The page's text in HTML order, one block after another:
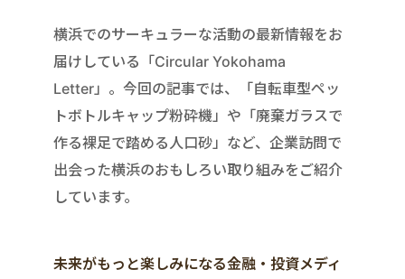
横浜でのサーキュラーな活動の最新情報をお
届けしている「Circular Yokohama
Letter」。今回の記事では、「自転車型ペッ
トボトルキャップ粉砕機」や「廃棄ガラスで
作る裸足で踏める人口砂」など、企業訪問で
出会った横浜のおもしろい取り組みをご紹介
しています。
未来がもっと楽しみになる金融・投資メディ